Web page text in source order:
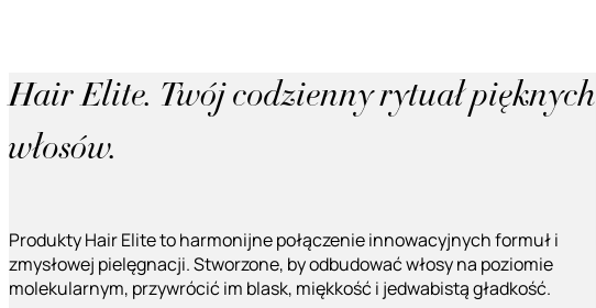
Hair Elite. Twój codzienny rytuał pięknych
włosów.
Produkty Hair Elite to harmonijne połączenie innowacyjnych formuł i
zmysłowej pielęgnacji. Stworzone, by odbudować włosy na poziomie
molekularnym, przywrócić im blask, miękkość i jedwabistą gładkość.